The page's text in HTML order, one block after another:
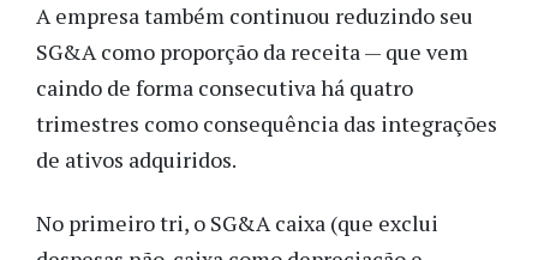
A empresa também continuou reduzindo seu
SG&A como proporção da receita — que vem
caindo de forma consecutiva há quatro
trimestres como consequência das integrações
de ativos adquiridos.
No primeiro tri, o SG&A caixa (que exclui